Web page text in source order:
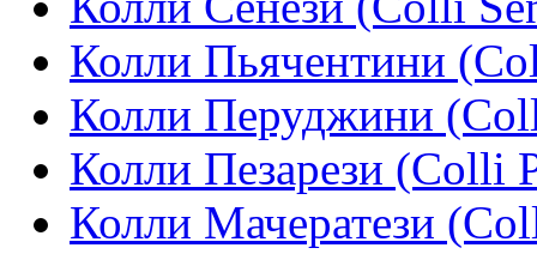
Колли Пьячентини
Колли Перуджини
Колли Пезарези (Colli
Колли Мачератези